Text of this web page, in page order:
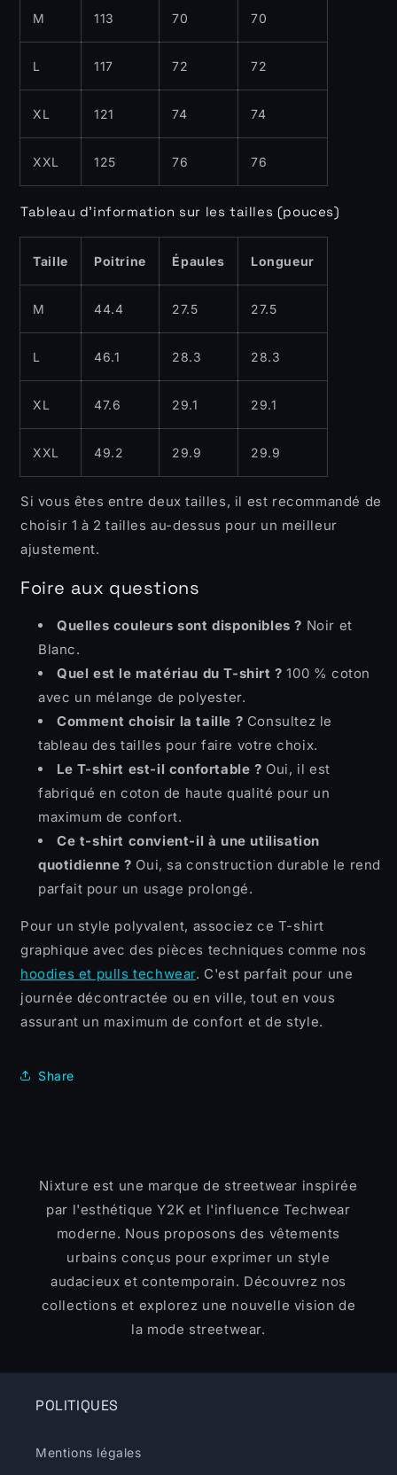
M 113 70 70
L 117 72 72
XL 121 74 74
XXL 125 76 76
Tableau d'information sur les tailles (pouces)
Taille Poitrine Épaules Longueur
M 44.4 27.5 27.5
L 46.1 28.3 28.3
XL 47.6 29.1 29.1
XXL 49.2 29.9 29.9
Si vous êtes entre deux tailles, il est recommandé de
choisir 1 à 2 tailles au-dessus pour un meilleur
ajustement.
Foire aux questions
Quelles couleurs sont disponibles ? Noir et
Blanc.
Quel est le matériau du T-shirt ? 100 % coton
avec un mélange de polyester.
Comment choisir la taille ? Consultez le
tableau des tailles pour faire votre choix.
Le T-shirt est-il confortable ? Oui, il est
fabriqué en coton de haute qualité pour un
maximum de confort.
Ce t-shirt convient-il à une utilisation
quotidienne ? Oui, sa construction durable le rend
parfait pour un usage prolongé.
Pour un style polyvalent, associez ce T-shirt
graphique avec des pièces techniques comme nos
hoodies et pulls techwear. C'est parfait pour une
journée décontractée ou en ville, tout en vous
assurant un maximum de confort et de style.
Share
Nixture est une marque de streetwear inspirée
par l'esthétique Y2K et l'influence Techwear
moderne. Nous proposons des vêtements
urbains conçus pour exprimer un style
audacieux et contemporain. Découvrez nos
collections et explorez une nouvelle vision de
la mode streetwear.
POLITIQUES
Mentions légales